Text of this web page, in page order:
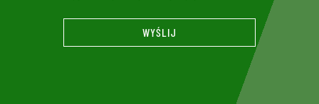
WYŚLIJ